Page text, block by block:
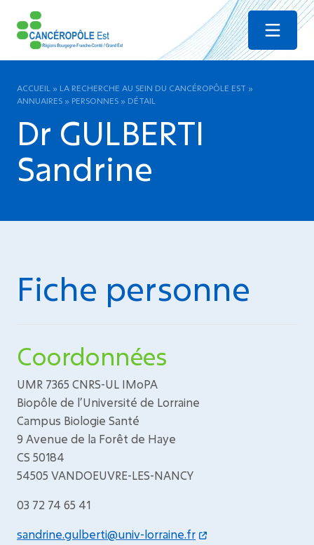
Menu
ACCUEIL » LA RECHERCHE AU SEIN DU CANCÉROPÔLE EST »
ANNUAIRES » PERSONNES » DÉTAIL
Dr GULBERTI
Sandrine
Fiche personne
Coordonnées
UMR 7365 CNRS-UL IMoPA
Biopôle de l’Université de Lorraine
Campus Biologie Santé
9 Avenue de la Forêt de Haye
CS 50184
54505 VANDOEUVRE-LES-NANCY
03 72 74 65 41
sandrine.gulberti@univ-lorraine.fr